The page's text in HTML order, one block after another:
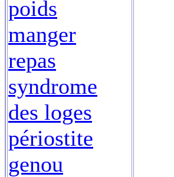
poids
manger
repas
syndrome
des loges
périostite
genou